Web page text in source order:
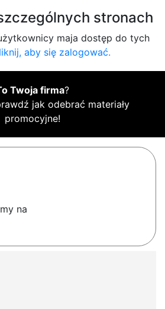
stronach
maja dostęp do tych
aby się zalogować.
Twoja firma?
jak odebrać materiały
promocyjne!
na